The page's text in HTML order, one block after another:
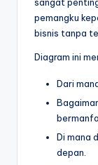
pemangku
bisnis tanpa
Diagram ini
Dari
Di mana
depan.